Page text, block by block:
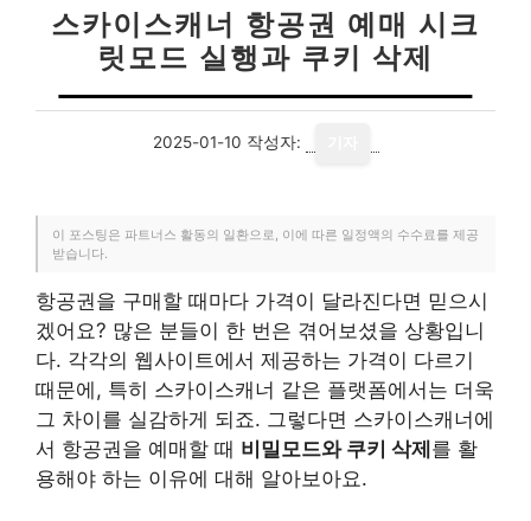
스카이스캐너 항공권 예매 시크
릿모드 실행과 쿠키 삭제
2025-01-10 작성자:
이 포스팅은 파트너스 활동의 일환으로, 이에 따른 일정액의 수수료를 제공
받습니다.
항공권을 구매할 때마다 가격이 달라진다면 믿으시
겠어요? 많은 분들이 한 번은 겪어보셨을 상황입니
다. 각각의 웹사이트에서 제공하는 가격이 다르기
때문에, 특히 스카이스캐너 같은 플랫폼에서는 더욱
그 차이를 실감하게 되죠. 그렇다면 스카이스캐너에
서 항공권을 예매할 때 비밀모드와 쿠키 삭제 를 활
용해야 하는 이유에 대해 알아보아요.